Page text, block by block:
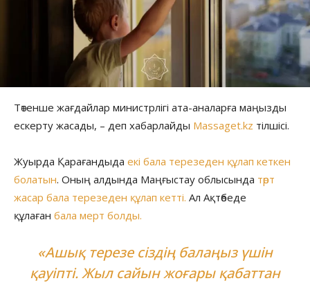
Төтенше жағдайлар министрлігі ата-аналарға маңызды
ескерту жасады, – деп хабарлайды Massaget.kz тілшісі.
Жуырда Қарағандыда екі бала терезеден құлап кеткен
болатын. Оның алдында Маңғыстау облысында төрт
жасар бала терезеден құлап кетті. Ал Ақтөбеде
құлаған бала мерт болды.
«Ашық терезе сіздің балаңыз үшін
қауіпті. Жыл сайын жоғары қабаттан